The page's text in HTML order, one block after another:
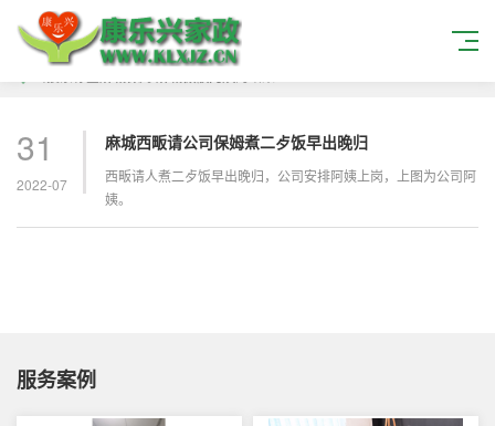
31
2022-07
麻城西畈请公司保姆煮二歺饭早出晚归
西畈请人煮二歺饭早出晚归，公司安排阿姨上岗，上图为公司阿
姨。
服务案例